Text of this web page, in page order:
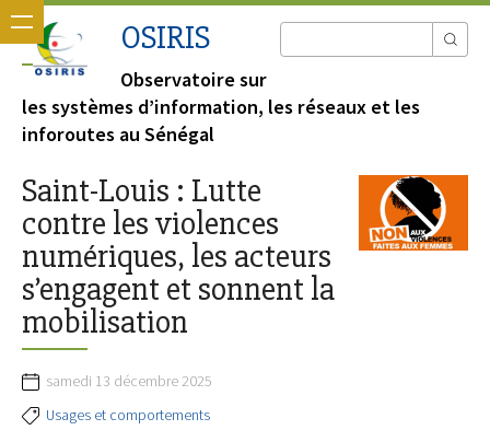
OSIRIS
Observatoire sur
les systèmes d’information, les réseaux et les
inforoutes au Sénégal
Saint-Louis : Lutte
contre les violences
numériques, les acteurs
s’engagent et sonnent la
mobilisation
samedi 13 décembre 2025
Usages et comportements